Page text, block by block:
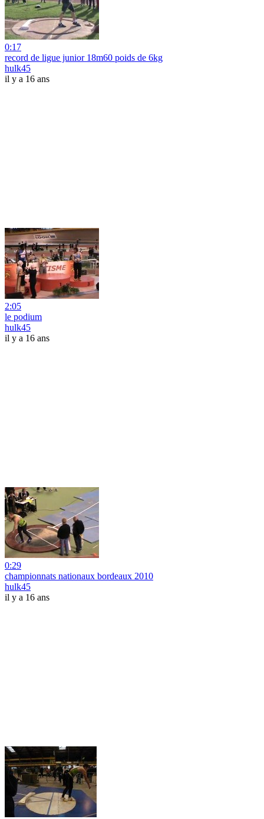
0:17
record de ligue junior 18m60 poids de 6kg
hulk45
il y a 16 ans
2:05
le podium
hulk45
il y a 16 ans
0:29
championnats nationaux bordeaux 2010
hulk45
il y a 16 ans